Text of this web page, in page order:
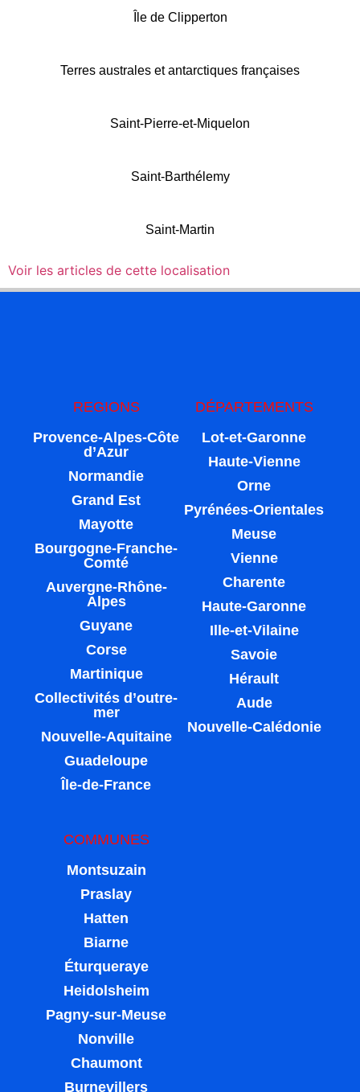
Île de Clipperton
Terres australes et antarctiques françaises
Saint-Pierre-et-Miquelon
Saint-Barthélemy
Saint-Martin
Voir les articles de cette localisation
REGIONS
Provence-Alpes-Côte
d’Azur
Normandie
Grand Est
Mayotte
Bourgogne-Franche-
Comté
Auvergne-Rhône-
Alpes
Guyane
Corse
Martinique
Collectivités d’outre-
mer
Nouvelle-Aquitaine
Guadeloupe
Île-de-France
DÉPARTEMENTS
Lot-et-Garonne
Haute-Vienne
Orne
Pyrénées-Orientales
Meuse
Vienne
Charente
Haute-Garonne
Ille-et-Vilaine
Savoie
Hérault
Aude
Nouvelle-Calédonie
COMMUNES
Montsuzain
Praslay
Hatten
Biarne
Éturqueraye
Heidolsheim
Pagny-sur-Meuse
Nonville
Chaumont
Burnevillers